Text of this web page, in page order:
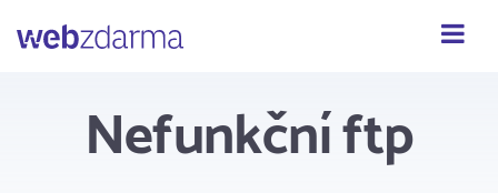
Webzdarma
Nefunkční ftp